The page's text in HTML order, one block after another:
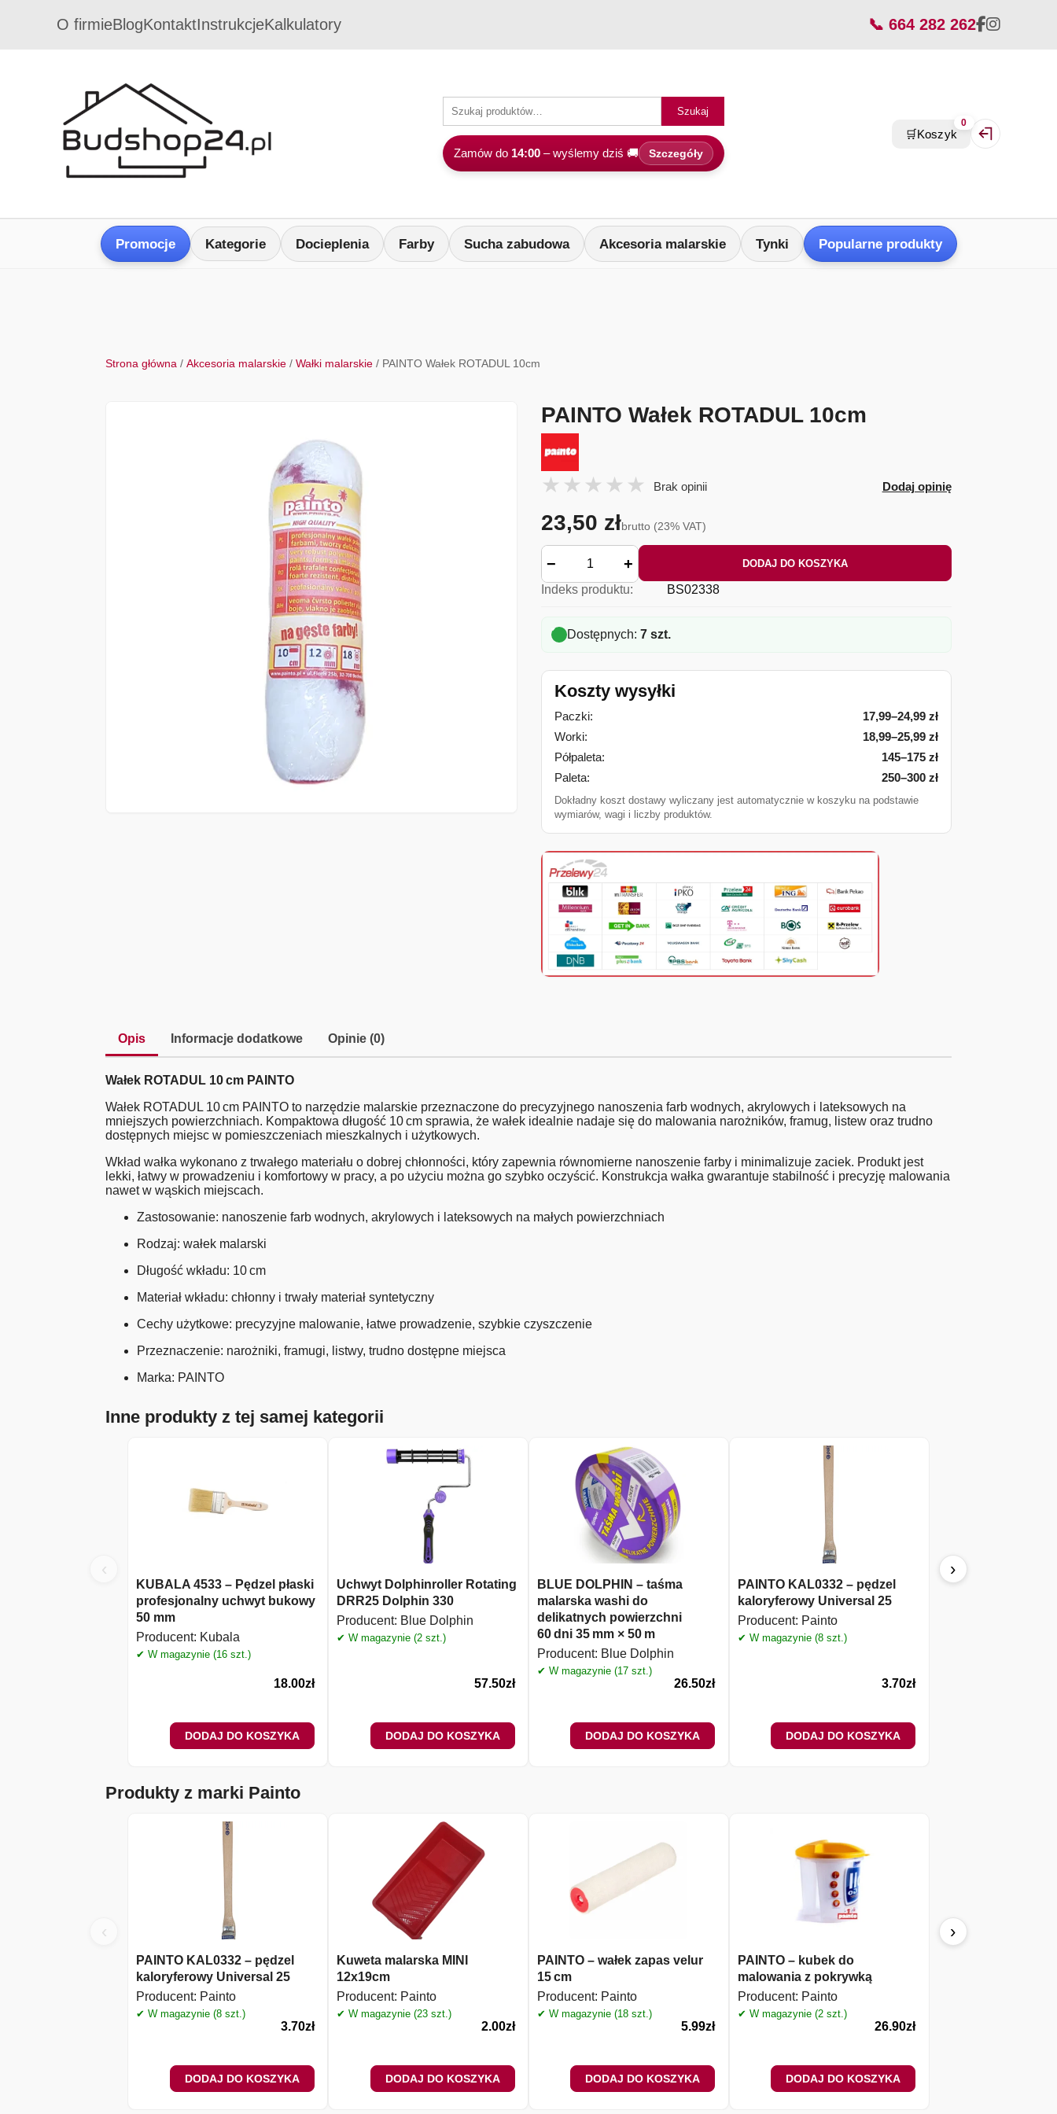
O firmieBlogKontaktInstrukcjeKalkulatory 📞 664 282 262
Szukaj
Zamów do 14:00– wyślemy dziś 🚚 Szczegóły
🛒Koszyk
0
Zaloguj się /
Promocje Kategorie Docieplenia Farby Sucha zabudowa Akcesoria malarskie Tynki Popularne produkty
Strona główna /Akcesoria malarskie /Wałki malarskie / PAINTO Wałek ROTADUL 10cm
PAINTO Wałek ROTADUL 10cm
Brak opinii Dodaj opinię
23,50 złbrutto (23% VAT)
− + DODAJ DO KOSZYKA
Indeks produktu: BS02338
Dostępnych: 7 szt.
Koszty wysyłki
Paczki:
17,99–24,99 zł
Worki:
18,99–25,99 zł
Półpaleta:
145–175 zł
Paleta:
250–300 zł
Dokładny koszt dostawy wyliczany jest automatycznie w koszyku na podstawie
wymiarów, wagi i liczby produktów.
Opis Informacje dodatkowe Opinie (0)
Wałek ROTADUL 10 cm PAINTO
Wałek ROTADUL 10 cm PAINTO to narzędzie malarskie przeznaczone do precyzyjnego nanoszenia farb wodnych, akrylowych i lateksowych na
mniejszych powierzchniach. Kompaktowa długość 10 cm sprawia, że wałek idealnie nadaje się do malowania narożników, framug, listew oraz trudno
dostępnych miejsc w pomieszczeniach mieszkalnych i użytkowych.
Wkład wałka wykonano z trwałego materiału o dobrej chłonności, który zapewnia równomierne nanoszenie farby i minimalizuje zaciek. Produkt jest
lekki, łatwy w prowadzeniu i komfortowy w pracy, a po użyciu można go szybko oczyścić. Konstrukcja wałka gwarantuje stabilność i precyzję malowania
nawet w wąskich miejscach.
Zastosowanie: nanoszenie farb wodnych, akrylowych i lateksowych na małych powierzchniach
Rodzaj: wałek malarski
Długość wkładu: 10 cm
Materiał wkładu: chłonny i trwały materiał syntetyczny
Cechy użytkowe: precyzyjne malowanie, łatwe prowadzenie, szybkie czyszczenie
Przeznaczenie: narożniki, framugi, listwy, trudno dostępne miejsca
Marka: PAINTO
Inne produkty z tej samej kategorii
‹
KUBALA 4533 – Pędzel płaski
profesjonalny uchwyt bukowy
50 mm
Producent: Kubala
✔ W magazynie (16 szt.)
18.00zł
DODAJ DO KOSZYKA
Uchwyt Dolphinroller Rotating
DRR25 Dolphin 330
Producent: Blue Dolphin
✔ W magazynie (2 szt.)
57.50zł
DODAJ DO KOSZYKA
BLUE DOLPHIN – taśma
malarska washi do
delikatnych powierzchni
60 dni 35 mm × 50 m
Producent: Blue Dolphin
✔ W magazynie (17 szt.)
26.50zł
DODAJ DO KOSZYKA
PAINTO KAL0332 – pędzel
kaloryferowy Universal 25
Producent: Painto
✔ W magazynie (8 szt.)
3.70zł
DODAJ DO KOSZYKA
PAINTO – wałek
›
Produkty z marki Painto
‹
PAINTO KAL0332 – pędzel
kaloryferowy Universal 25
Producent: Painto
✔ W magazynie (8 szt.)
3.70zł
DODAJ DO KOSZYKA
Kuweta malarska MINI
12x19cm
Producent: Painto
✔ W magazynie (23 szt.)
2.00zł
DODAJ DO KOSZYKA
PAINTO – wałek zapas velur
15 cm
Producent: Painto
✔ W magazynie (18 szt.)
5.99zł
DODAJ DO KOSZYKA
PAINTO – kubek do
malowania z pokrywką
Producent: Painto
✔ W magazynie (2 szt.)
26.90zł
DODAJ DO KOSZYKA
›